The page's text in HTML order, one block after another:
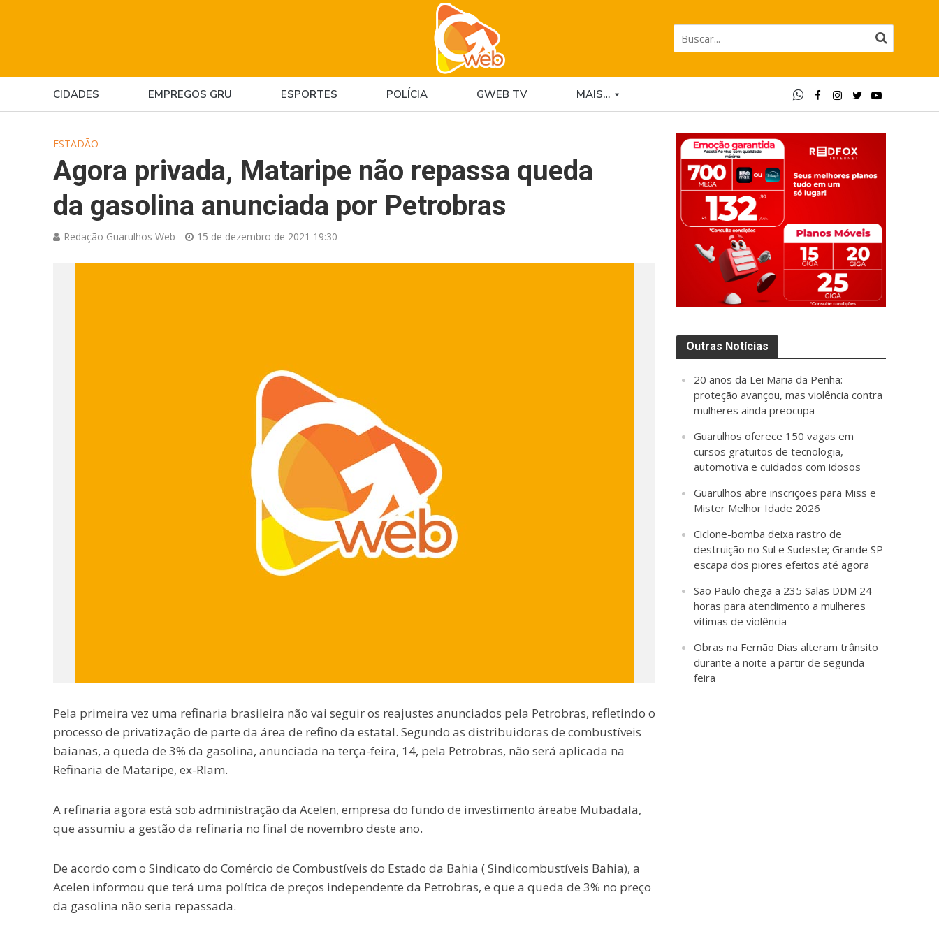
CIDADES EMPREGOS GRU ESPORTES POLÍCIA GWEB TV MAIS…
ESTADÃO
Agora privada, Mataripe não repassa queda
da gasolina anunciada por Petrobras
Redação Guarulhos Web 15 de dezembro de 2021 19:30
Pela primeira vez uma refinaria brasileira não vai seguir os reajustes anunciados pela Petrobras, refletindo o
processo de privatização de parte da área de refino da estatal. Segundo as distribuidoras de combustíveis
baianas, a queda de 3% da gasolina, anunciada na terça-feira, 14, pela Petrobras, não será aplicada na
Refinaria de Mataripe, ex-Rlam.
A refinaria agora está sob administração da Acelen, empresa do fundo de investimento áreabe Mubadala,
que assumiu a gestão da refinaria no final de novembro deste ano.
De acordo com o Sindicato do Comércio de Combustíveis do Estado da Bahia ( Sindicombustíveis Bahia), a
Acelen informou que terá uma política de preços independente da Petrobras, e que a queda de 3% no preço
da gasolina não seria repassada.
Outras Notícias
20 anos da Lei Maria da Penha:
proteção avançou, mas violência contra
mulheres ainda preocupa
Guarulhos oferece 150 vagas em
cursos gratuitos de tecnologia,
automotiva e cuidados com idosos
Guarulhos abre inscrições para Miss e
Mister Melhor Idade 2026
Ciclone-bomba deixa rastro de
destruição no Sul e Sudeste; Grande SP
escapa dos piores efeitos até agora
São Paulo chega a 235 Salas DDM 24
horas para atendimento a mulheres
vítimas de violência
Obras na Fernão Dias alteram trânsito
durante a noite a partir de segunda-
feira